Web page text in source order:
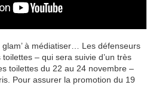
à médiatiser… Les défenseurs
– qui sera suivie d’un très
toilettes du 22 au 24 novembre –
Pour assurer la promotion du 19